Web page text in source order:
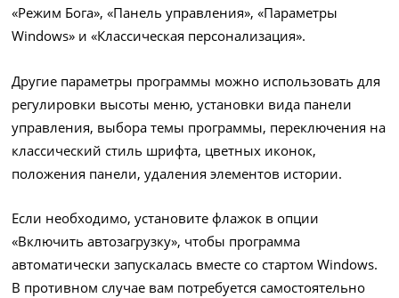
«Режим Бога», «Панель управления», «Параметры
Windows» и «Классическая персонализация».
Другие параметры программы можно использовать для
регулировки высоты меню, установки вида панели
управления, выбора темы программы, переключения на
классический стиль шрифта, цветных иконок,
положения панели, удаления элементов истории.
Если необходимо, установите флажок в опции
«Включить автозагрузку», чтобы программа
автоматически запускалась вместе со стартом Windows.
В противном случае вам потребуется самостоятельно